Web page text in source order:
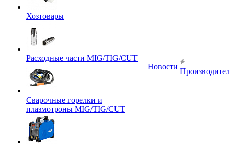
Хозтовары
Расходные части MIG/TIG/CUT
Сварочные горелки и
плазмотроны MIG/TIG/CUT
Новости